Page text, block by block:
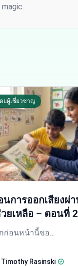
ยผู้เชี่ยวชาญ
นการออกเสียงผ่
ยเหลือ – ตอนที่ 2
ก่อนหน้านี้ขอ…
Timothy Rasinski